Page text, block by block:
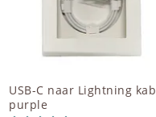
USB-C naar Lightning
purple